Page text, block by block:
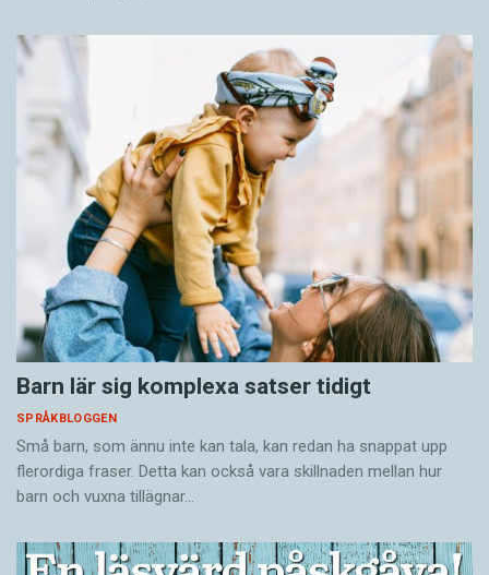
Barn lär sig komplexa satser tidigt
SPRÅKBLOGGEN
Små barn, som ännu inte kan tala, kan redan ha snappat upp
flerordiga fraser. Detta kan också vara skillnaden mellan hur
barn och vuxna tillägnar…